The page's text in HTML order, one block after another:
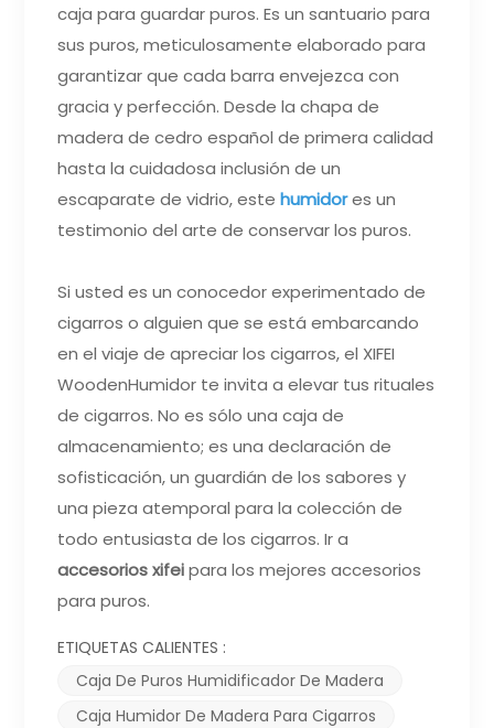
caja para guardar puros. Es un santuario para
sus puros, meticulosamente elaborado para
garantizar que cada barra envejezca con
gracia y perfección. Desde la chapa de
madera de cedro español de primera calidad
hasta la cuidadosa inclusión de un
escaparate de vidrio, estehumidores un
testimonio del arte de conservar los puros.
Si usted es un conocedor experimentado de
cigarros o alguien que se está embarcando
en el viaje de apreciar los cigarros, el XIFEI
WoodenHumidor te invita a elevar tus rituales
de cigarros. No es sólo una caja de
almacenamiento; es una declaración de
sofisticación, un guardián de los sabores y
una pieza atemporal para la colección de
todo entusiasta de los cigarros. Ir a
accesorios xifeipara los mejores accesorios
para puros.
ETIQUETAS CALIENTES :
Caja De Puros Humidificador De Madera
Caja Humidor De Madera Para Cigarros